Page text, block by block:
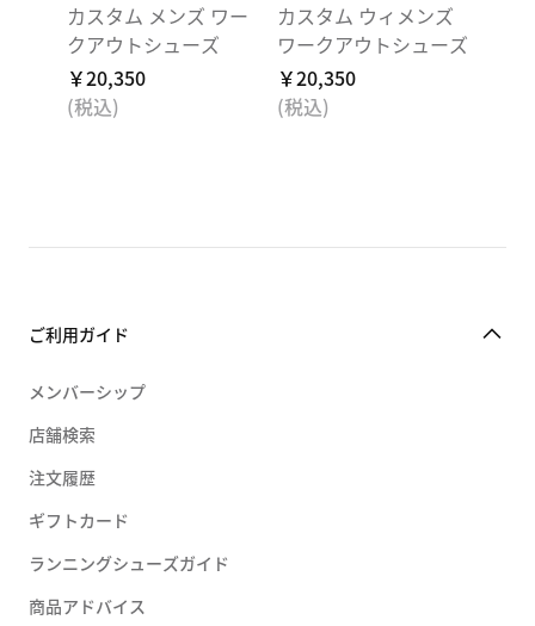
カスタム メンズ ワー
クアウトシューズ
￥20,350
(税込)
カスタム ウィメンズ
ワークアウトシューズ
￥20,350
(税込)
ご利用ガイド
メンバーシップ
店舗検索
注文履歴
ギフトカード
ランニングシューズガイド
商品アドバイス